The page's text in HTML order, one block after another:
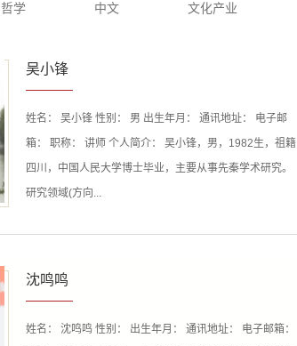
哲学 中文 文化产业
吴小锋
姓名： 吴小锋 性别： 男 出生年月： 通讯地址： 电子邮
箱： 职称： 讲师 个人简介： 吴小锋，男，1982生，祖籍
四川，中国人民大学博士毕业，主要从事先秦学术研究。
研究领域(方向...
沈鸣鸣
姓名： 沈鸣鸣 性别： 出生年月： 通讯地址： 电子邮箱：